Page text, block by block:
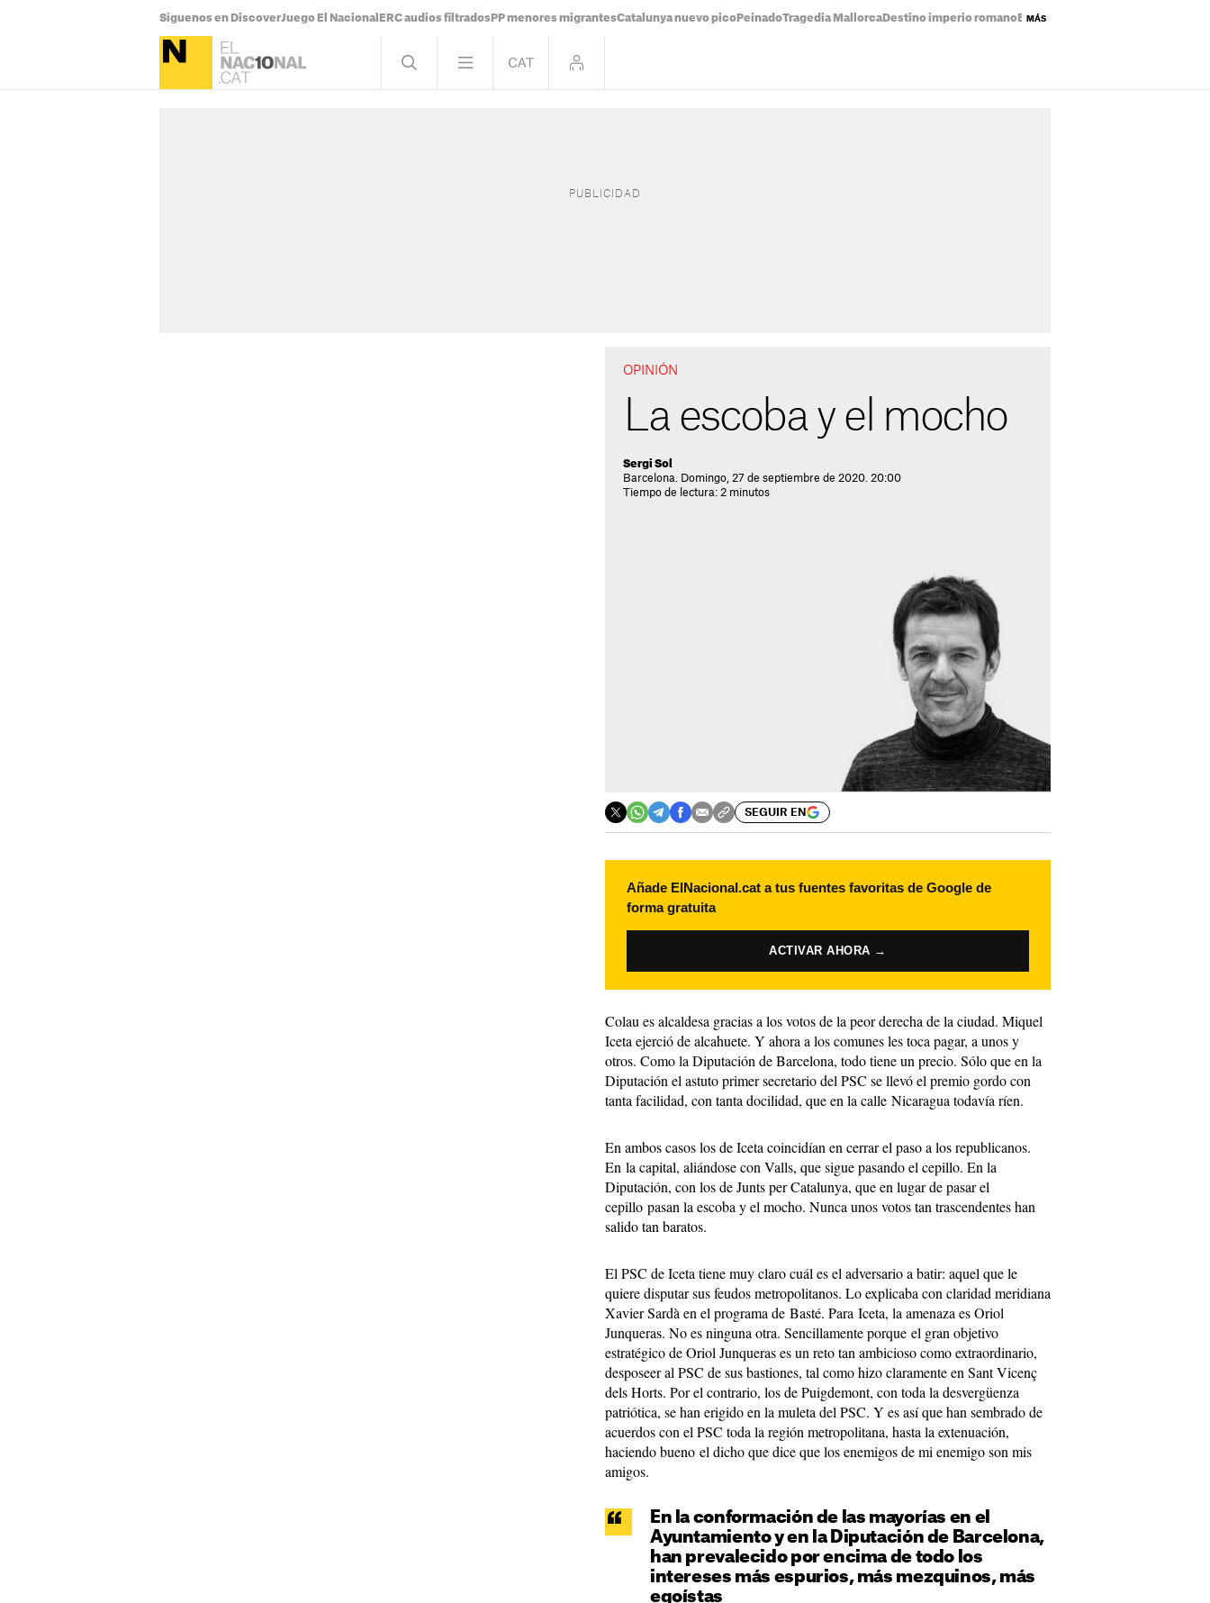
Síguenos en DiscoverJuego El Nacional ERC audios filtrados PP menores migrantesCatalunya nuevo pico PeinadoTragedia Mallorca Destino imperio romano Eclipse solar mapa
MÁS
OPINIÓN
La escoba y el mocho
Sergi Sol
Barcelona. Domingo, 27 de septiembre de 2020. 20:00
Tiempo de lectura: 2 minutos
SEGUIR EN
Añade ElNacional.cat a tus fuentes favoritas de Google de
forma gratuita
ACTIVAR AHORA →
Colau es alcaldesa gracias a los votos de la peor derecha de la ciudad. Miquel
Iceta ejerció de alcahuete. Y ahora a los comunes les toca pagar, a unos y
otros. Como la Diputación de Barcelona, todo tiene un precio. Sólo que en la
Diputación el astuto primer secretario del PSC se llevó el premio gordo con
tanta facilidad, con tanta docilidad, que en la calle Nicaragua todavía ríen.
En ambos casos los de Iceta coincidían en cerrar el paso a los republicanos.
En la capital, aliándose con Valls, que sigue pasando el cepillo. En la
Diputación, con los de Junts per Catalunya, que en lugar de pasar el
cepillo pasan la escoba y el mocho. Nunca unos votos tan trascendentes han
salido tan baratos.
El PSC de Iceta tiene muy claro cuál es el adversario a batir: aquel que le
quiere disputar sus feudos metropolitanos. Lo explicaba con claridad meridiana
Xavier Sardà en el programa de Basté. Para Iceta, la amenaza es Oriol
Junqueras. No es ninguna otra. Sencillamente porque el gran objetivo
estratégico de Oriol Junqueras es un reto tan ambicioso como extraordinario,
desposeer al PSC de sus bastiones, tal como hizo claramente en Sant Vicenç
dels Horts. Por el contrario, los de Puigdemont, con toda la desvergüenza
patriótica, se han erigido en la muleta del PSC. Y es así que han sembrado de
acuerdos con el PSC toda la región metropolitana, hasta la extenuación,
haciendo bueno el dicho que dice que los enemigos de mi enemigo son mis
amigos.
En la conformación de las mayorías en el
Ayuntamiento y en la Diputación de Barcelona,
han prevalecido por encima de todo los
intereses más espurios, más mezquinos, más
egoístas